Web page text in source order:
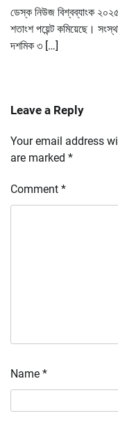
ডেস্ক নিউজ বিশ্বব্যাংক ২০২৫
শতাংশ পয়েন্ট কমিয়েছে।
দশমিক ৩ […]
Leave a Reply
Your email address
are marked *
Comment *
Name *